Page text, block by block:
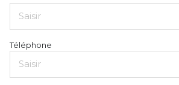
Téléphone